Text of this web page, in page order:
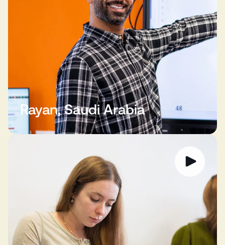
Rayan, Saudi Arabia